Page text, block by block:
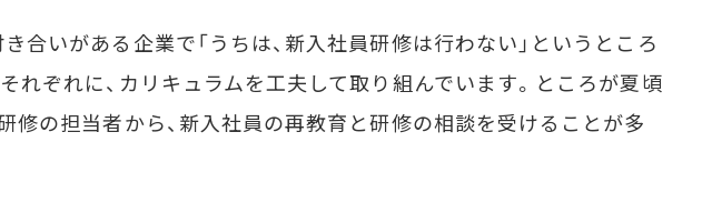
合いがある企業で「うちは、新入社員研修は行わない」というところ
れぞれに、カリキュラムを工夫して取り組んでいます。ところが夏頃
修の担当者から、新入社員の再教育と研修の相談を受けることが多